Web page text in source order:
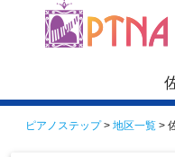
ピアノステップ> 地区一覧 >